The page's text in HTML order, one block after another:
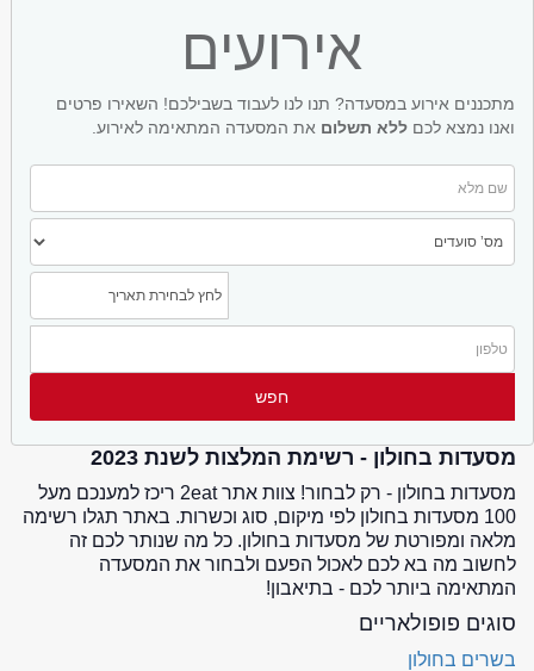
אירועים
מתכננים אירוע במסעדה? תנו לנו לעבוד בשבילכם! השאירו פרטים
ואנו נמצא לכם ללא תשלום את המסעדה המתאימה לאירוע.
מסעדות בחולון - רשימת המלצות לשנת 2023
מסעדות בחולון - רק לבחור! צוות אתר 2eat ריכז למענכם מעל
100 מסעדות בחולון לפי מיקום, סוג וכשרות. באתר תגלו רשימה
מלאה ומפורטת של מסעדות בחולון. כל מה שנותר לכם זה
לחשוב מה בא לכם לאכול הפעם ולבחור את המסעדה
המתאימה ביותר לכם - בתיאבון!
סוגים פופולאריים
בשרים בחולון